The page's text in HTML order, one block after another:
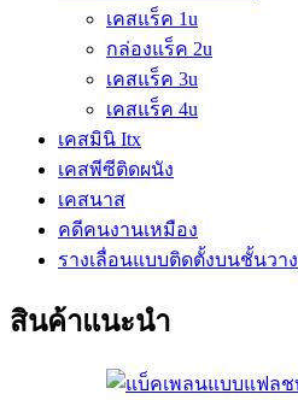
เคสแร็ค 1u
กล่องแร็ค 2u
เคสแร็ค 3u
เคสแร็ค 4u
เคสมินิ Itx
เคสพีซีติดผนัง
เคสนาส
คดีคนงานเหมือง
รางเลื่อนแบบติดตั้งบนชั้นวาง
สินค้าแนะนำ